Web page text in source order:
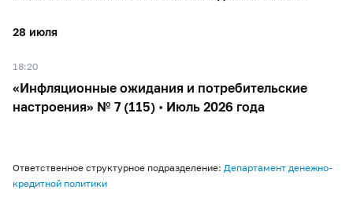
28 июля
18:20
«Инфляционные ожидания и потребительские
настроения» № 7 (115) • Июль 2026 года
Ответственное структурное подразделение: Департамент денежно-
кредитной политики